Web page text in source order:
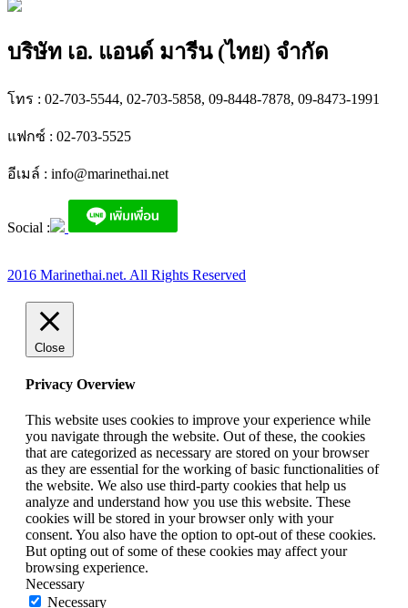
บริษัท เอ. แอนด์ มารีน (ไทย) จำกัด
โทร : 02-703-5544, 02-703-5858, 09-8448-7878, 09-8473-1991
แฟกซ์ : 02-703-5525
อีเมล์ : info@marinethai.net
Social :
2016 Marinethai.net. All Rights Reserved
Close
Privacy Overview
This website uses cookies to improve your experience while
you navigate through the website. Out of these, the cookies
that are categorized as necessary are stored on your browser
as they are essential for the working of basic functionalities of
the website. We also use third-party cookies that help us
analyze and understand how you use this website. These
cookies will be stored in your browser only with your
consent. You also have the option to opt-out of these cookies.
But opting out of some of these cookies may affect your
browsing experience.
Necessary
Necessary